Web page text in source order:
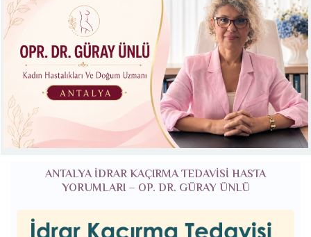
ANTALYA İDRAR KAÇIRMA TEDAVISI HASTA
YORUMLARI – OP. DR. GÜRAY ÜNLÜ